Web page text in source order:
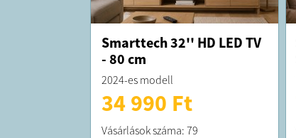
Smarttech 32'' HD LED TV
- 80 cm
2024-es modell
34 990 Ft
Vásárlások száma: 79